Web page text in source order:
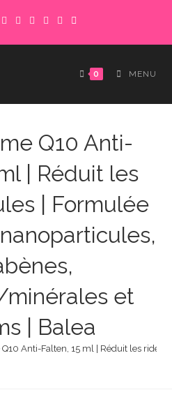
0 MENU
Q10 Anti-
| Réduit les
| Formulée
minérales et
| Balea
Anti-Falten, 15 ml | Réduit les